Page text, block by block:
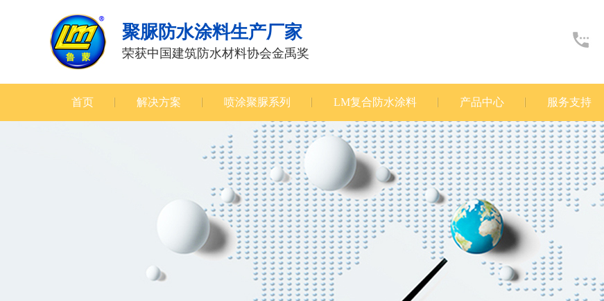
聚脲防水涂料生产厂家
荣获中国建筑防水材料协会金禹奖
首页 解决方案 喷涂聚脲系列 LM复合防水涂料 产品中心 服务支持